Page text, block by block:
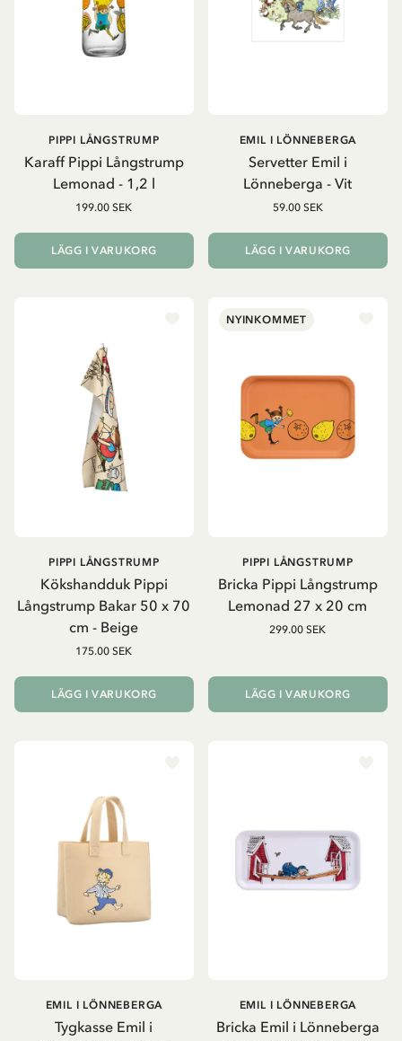
Karaff Pippi Långstrump
Lemonad - 1,2 l
PIPPI LÅNGSTRUMP
199.00 SEK
LÄGG I VARUKORG
Servetter Emil i
Lönneberga - Vit
EMIL I LÖNNEBERGA
59.00 SEK
LÄGG I VARUKORG
Kökshandduk Pippi
Långstrump Bakar 50 x 70
cm - Beige
PIPPI LÅNGSTRUMP
175.00 SEK
LÄGG I VARUKORG
NYINKOMMET
Bricka Pippi Långstrump
Lemonad 27 x 20 cm
PIPPI LÅNGSTRUMP
299.00 SEK
LÄGG I VARUKORG
Tygkasse Emil i
EMIL I LÖNNEBERGA
Bricka Emil i Lönneberga
EMIL I LÖNNEBERGA